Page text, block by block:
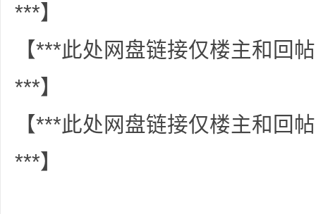
***】
【***此处网盘链接仅楼主和回
***】
【***此处网盘链接仅楼主和回
***】